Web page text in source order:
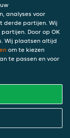
analyses voor
derde partijen. Wij
Door op OK
Wij plaatsen altijd
om te kiezen
te passen en voor